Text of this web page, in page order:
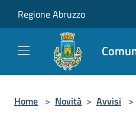
Regione Abruzzo
Home > Novità > Avvisi >